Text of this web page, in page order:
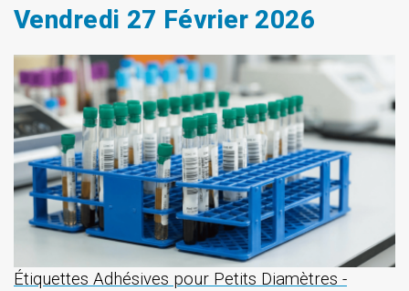
Vendredi 27 Février 2026
Étiquettes Adhésives pour Petits Diamètres -